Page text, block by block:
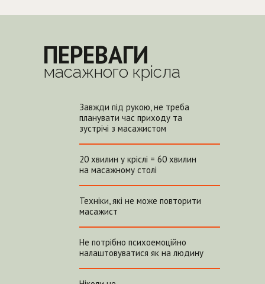
ПЕРЕВАГИ
масажного крісла
Завжди під рукою, не треба
планувати час приходу та
зустрічі з масажистом
Не потрібно психоемоційно
налаштовуватися як на людину
20 хвилин у кріслі = 60 хвилин
на масажному столі
Техніки, які не може повторити
масажист